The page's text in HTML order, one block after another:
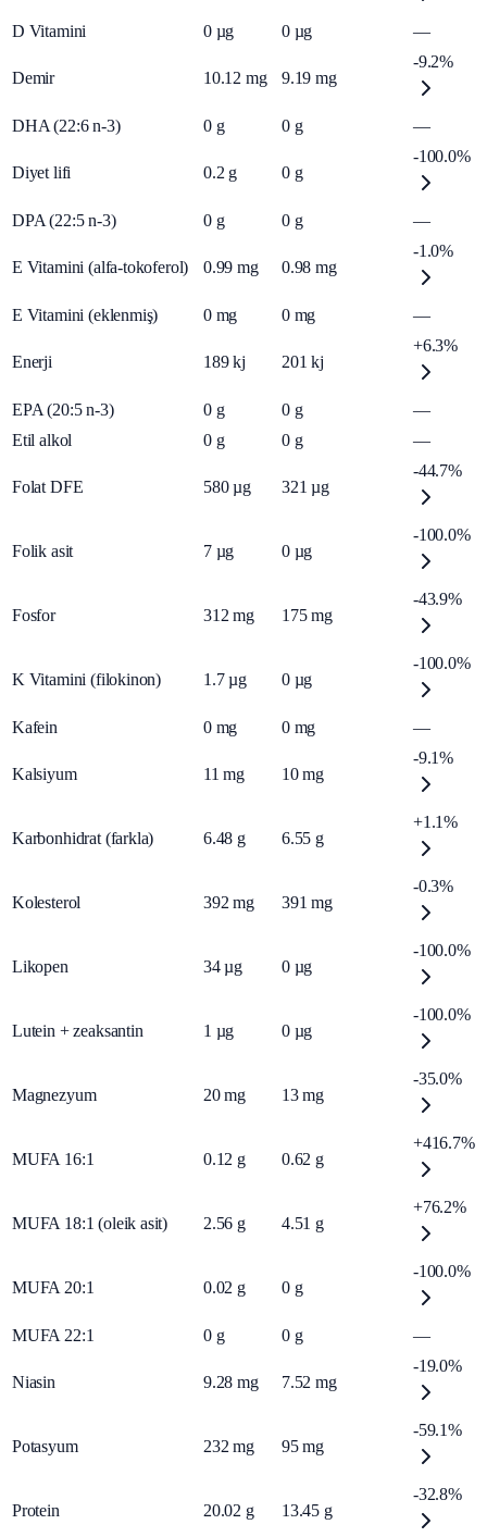
D Vitamini 0 µg 0 µg —
Demir 10.12 mg 9.19 mg
-9.2%
DHA (22:6 n-3) 0 g 0 g —
Diyet lifi 0.2 g 0 g
-100.0%
DPA (22:5 n-3) 0 g 0 g —
E Vitamini (alfa-tokoferol) 0.99 mg 0.98 mg
-1.0%
E Vitamini (eklenmiş) 0 mg 0 mg —
Enerji 189 kj 201 kj
+6.3%
EPA (20:5 n-3) 0 g 0 g
—
Etil alkol
0 g 0 g —
Folat DFE 580 µg 321 µg
-44.7%
Folik asit 7 µg 0 µg
-100.0%
Fosfor 312 mg 175 mg
-43.9%
K Vitamini (filokinon) 1.7 µg 0 µg
-100.0%
Kafein 0 mg 0 mg —
Kalsiyum 11 mg 10 mg
-9.1%
Karbonhidrat (farkla) 6.48 g 6.55 g
+1.1%
Kolesterol 392 mg 391 mg
-0.3%
Likopen 34 µg 0 µg
-100.0%
Lutein + zeaksantin 1 µg 0 µg
-100.0%
Magnezyum 20 mg 13 mg
-35.0%
MUFA 16:1 0.12 g 0.62 g
+416.7%
MUFA 18:1 (oleik asit) 2.56 g 4.51 g
+76.2%
MUFA 20:1 0.02 g 0 g
-100.0%
MUFA 22:1 0 g 0 g —
Niasin 9.28 mg 7.52 mg
-19.0%
Potasyum 232 mg 95 mg
-59.1%
Protein 20.02 g 13.45 g
-32.8%